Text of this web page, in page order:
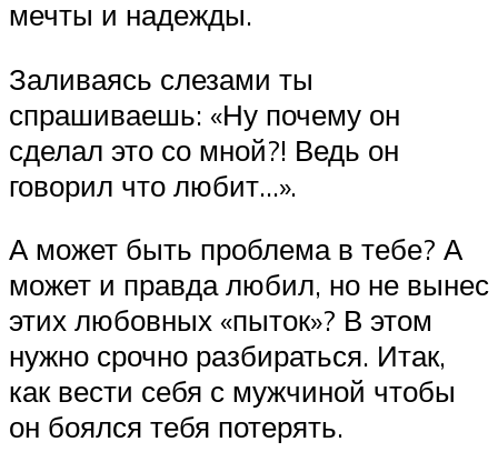
мечты и надежды.
Заливаясь слезами ты
спрашиваешь: «Ну почему он
сделал это со мной?! Ведь он
говорил что любит…».
А может быть проблема в тебе? А
может и правда любил, но не вынес
этих любовных «пыток»? В этом
нужно срочно разбираться. Итак,
как вести себя с мужчиной чтобы
он боялся тебя потерять.